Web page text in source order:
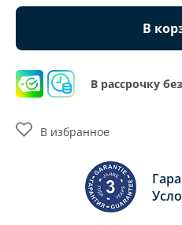
В
В рассрочку
В избранное